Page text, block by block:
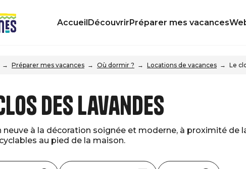
AccueilDécouvrirPréparer mes vacances
Préparer mes vacances Où dormir ? Locations de vacances Le
des lavandes
neuve à la décoration soignée et moderne, à proximité
au pied de la maison.